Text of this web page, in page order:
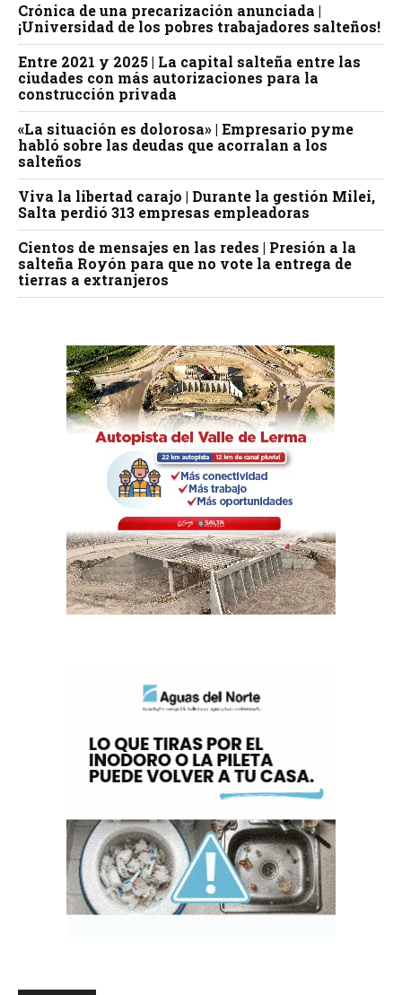
Crónica de una precarización anunciada |
¡Universidad de los pobres trabajadores salteños!
Entre 2021 y 2025 | La capital salteña entre las
ciudades con más autorizaciones para la
construcción privada
«La situación es dolorosa» | Empresario pyme
habló sobre las deudas que acorralan a los
salteños
Viva la libertad carajo | Durante la gestión Milei,
Salta perdió 313 empresas empleadoras
Cientos de mensajes en las redes | Presión a la
salteña Royón para que no vote la entrega de
tierras a extranjeros